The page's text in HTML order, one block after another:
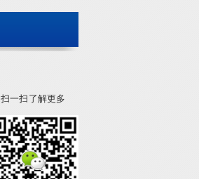
扫一扫 了解更多